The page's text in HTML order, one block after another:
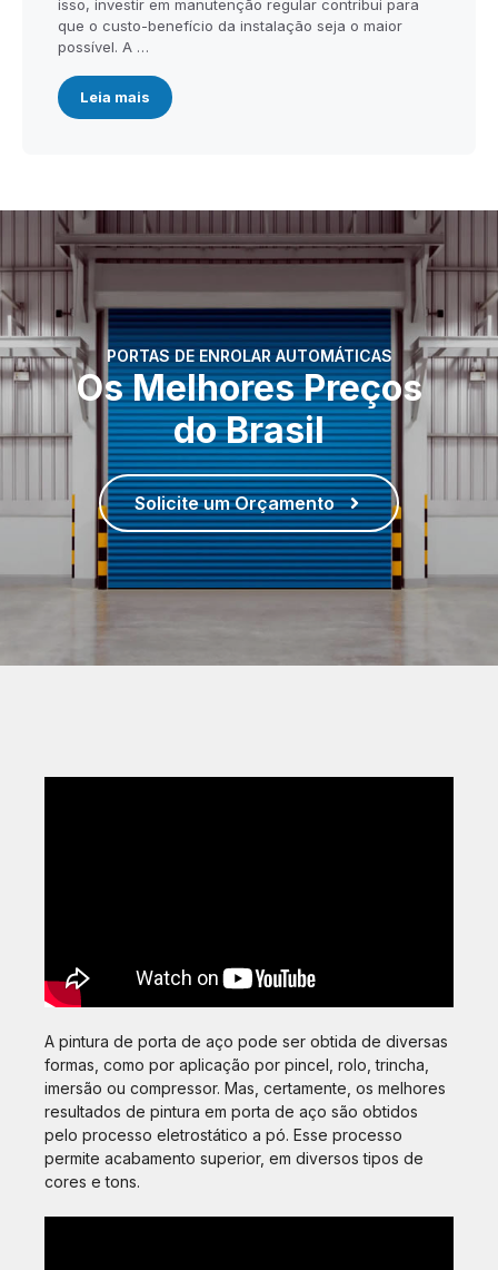
isso, investir em manutenção regular contribui para
que o custo-benefício da instalação seja o maior
possível. A …
Leia mais
PORTAS DE ENROLAR AUTOMÁTICAS
Os Melhores Preços
do Brasil
Solicite um Orçamento
A pintura de porta de aço pode ser obtida de diversas
formas, como por aplicação por pincel, rolo, trincha,
imersão ou compressor. Mas, certamente, os melhores
resultados de pintura em porta de aço são obtidos
pelo processo eletrostático a pó. Esse processo
permite acabamento superior, em diversos tipos de
cores e tons.